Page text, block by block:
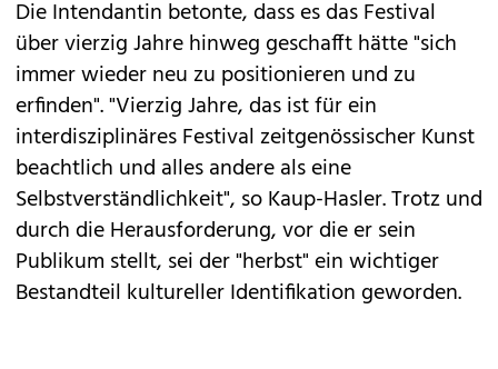
Die Intendantin betonte, dass es das Festival
über vierzig Jahre hinweg geschafft hätte "sich
immer wieder neu zu positionieren und zu
erfinden". "Vierzig Jahre, das ist für ein
interdisziplinäres Festival zeitgenössischer Kunst
beachtlich und alles andere als eine
Selbstverständlichkeit", so Kaup-Hasler. Trotz und
durch die Herausforderung, vor die er sein
Publikum stellt, sei der "herbst" ein wichtiger
Bestandteil kultureller Identifikation geworden.